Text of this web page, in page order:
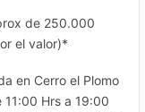
de 250.000
el valor)*
en Cerro el Plomo
11:00 Hrs a 19:00